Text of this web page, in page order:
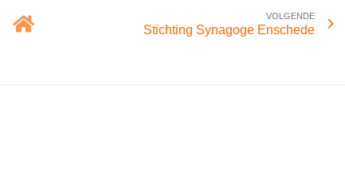
VOLGENDE
Stichting Synagoge Enschede